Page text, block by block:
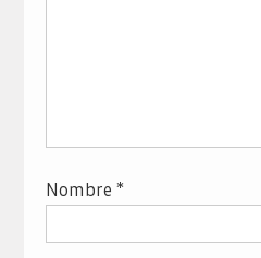
Nombre *